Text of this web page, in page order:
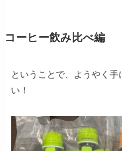
コーヒー飲み比べ編
ということで、ようやく手
い！